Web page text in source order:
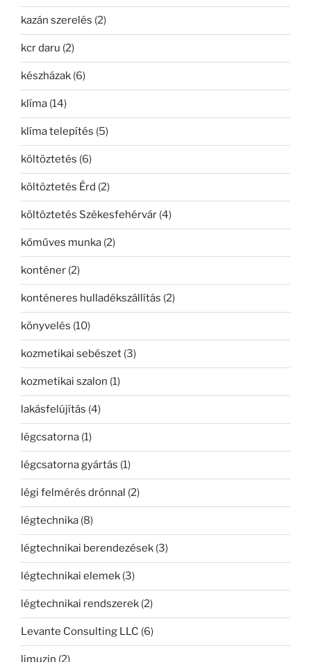
kazán szerelés (2)
kcr daru (2)
készházak (6)
klíma (14)
klíma telepítés (5)
költöztetés (6)
költöztetés Érd (2)
költöztetés Székesfehérvár (4)
kőműves munka (2)
konténer (2)
konténeres hulladékszállítás (2)
könyvelés (10)
kozmetikai sebészet (3)
kozmetikai szalon (1)
lakásfelújítás (4)
légcsatorna (1)
légcsatorna gyártás (1)
légi felmérés drónnal (2)
légtechnika (8)
légtechnikai berendezések (3)
légtechnikai elemek (3)
légtechnikai rendszerek (2)
Levante Consulting LLC (6)
limuzin (2)